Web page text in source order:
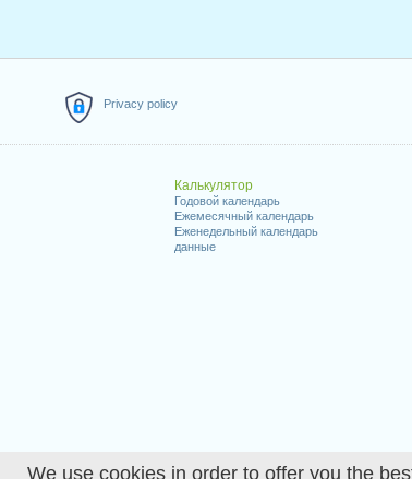
We use cookies in order to offer you the
Privacy policy
Калькулятор
Годовой календарь
Ежемесячный календарь
Еженедельный календарь
данные